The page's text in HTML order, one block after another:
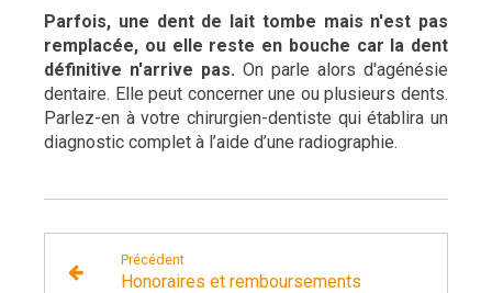
Parfois, une dent de lait tombe mais n'est pas
remplacée, ou elle reste en bouche car la dent
définitive n'arrive pas. On parle alors d'agénésie
dentaire. Elle peut concerner une ou plusieurs dents.
Parlez-en à votre chirurgien-dentiste qui établira un
diagnostic complet à l’aide d’une radiographie.
Précédent
Honoraires et remboursements